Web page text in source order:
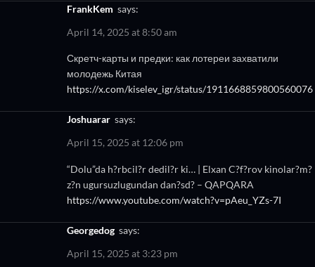
FrankKem says:
April 14, 2025 at 8:50 am
Скретч-карты и предки: как лотереи захватили
молодежь Китая
https://x.com/kiselev_igr/status/1911668859800560076
Joshuarar says:
April 15, 2025 at 12:06 pm
“Dolu”da h?rbcil?r dedil?r ki… | Elxan C?f?rov kinolar?m?
z?n ugursuzlugundan dan?sd? – QAPQARA
https://www.youtube.com/watch?v=pAeu_YZs-7I
Georgedog says:
April 15, 2025 at 3:23 pm